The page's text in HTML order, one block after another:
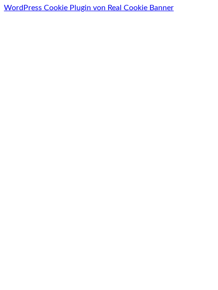
WordPress Cookie Plugin von Real Cookie Banner